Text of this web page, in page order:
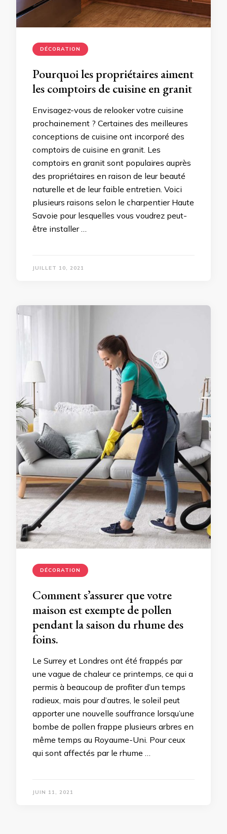
DÉCORATION
Pourquoi les propriétaires aiment
les comptoirs de cuisine en granit
Envisagez-vous de relooker votre cuisine
prochainement ? Certaines des meilleures
conceptions de cuisine ont incorporé des
comptoirs de cuisine en granit. Les
comptoirs en granit sont populaires auprès
des propriétaires en raison de leur beauté
naturelle et de leur faible entretien. Voici
plusieurs raisons selon le charpentier Haute
Savoie pour lesquelles vous voudrez peut-
être installer …
JUILLET 10, 2021
DÉCORATION
Comment s’assurer que votre
maison est exempte de pollen
pendant la saison du rhume des
foins.
Le Surrey et Londres ont été frappés par
une vague de chaleur ce printemps, ce qui a
permis à beaucoup de profiter d’un temps
radieux, mais pour d’autres, le soleil peut
apporter une nouvelle souffrance lorsqu’une
bombe de pollen frappe plusieurs arbres en
même temps au Royaume-Uni. Pour ceux
qui sont affectés par le rhume …
JUIN 11, 2021